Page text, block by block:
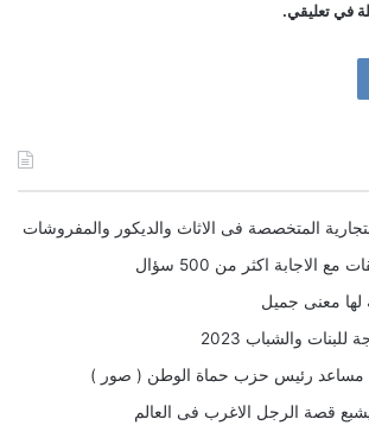
في تعليقي.
المتخصصة فى الاثاث والديكور والمفروشات
الاجابة اكثر من 500 سؤال
لها معنى جميل
والشباب 2023
مساعد رئيس حزب حماة الوطن ( صور )
قصة الرجل الاغرب فى العالم